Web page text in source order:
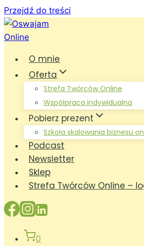
Przejdź do treści
O mnie
Oferta
Strefa Twórców Online
Współpraca indywidualna
Pobierz prezent
Szkoła skalowania biznesu
Podcast
Newsletter
Sklep
Strefa Twórców Online –
0